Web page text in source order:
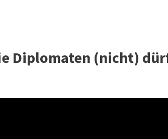
Diplomaten (nicht)